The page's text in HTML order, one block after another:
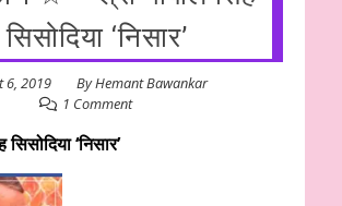
सिसोदिया ‘निसार’
6, 2019 ByHemant Bawankar
1 Comment
‘निसार’